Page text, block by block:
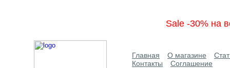
Sale -30% на
Главная О магазине
Контакты
Соглашение